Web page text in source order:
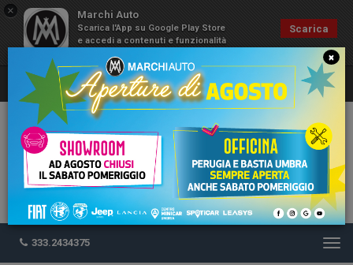
× Marchi Auto
Scarica l'App su Google Play Store
e accedi a contenuti e funzionalità
Scarica
333.2434375
×